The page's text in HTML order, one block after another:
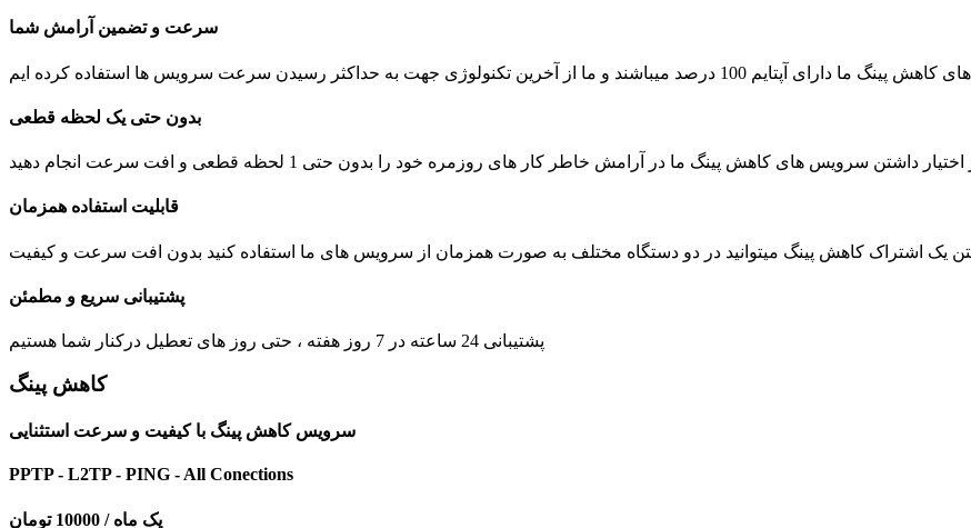
سرعت و تضمین آرامش شما
درصد میباشند و ما از آخرین تکنولوژی جهت به حداکثر رسیدن سرعت سرویس ها استفاده کرده ایم
بدون حتی یک لحظه قطعی
اختیار داشتن سرویس های کاهش پینگ ما در آرامش خاطر کار های روزمره خود را بدون حتی 1 لحظه قطعی و افت سرعت انجام دهید
قابلیت استفاده همزمان
یک اشتراک کاهش پینگ میتوانید در دو دستگاه مختلف به صورت همزمان از سرویس های ما استفاده کنید بدون افت سرعت و کیفیت
پشتیبانی سریع و مطمئن
پشتیبانی 24 ساعته در 7 روز هفته ، حتی روز های تعطیل درکنار شما هستیم
کاهش پینگ
سرویس کاهش پینگ با کیفیت و سرعت استثنایی
PPTP - L2TP - PING - All Conections
یک ماه / 10000 تومان